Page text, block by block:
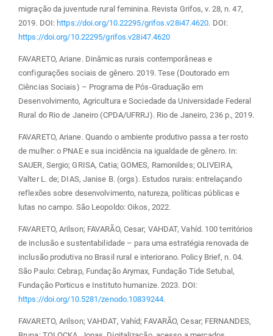
migração da juventude rural feminina. Revista Grifos, v. 28, n. 47,
2019. DOI: https://doi.org/10.22295/grifos.v28i47.4620. DOI:
https://doi.org/10.22295/grifos.v28i47.4620
FAVARETO, Ariane. Dinâmicas rurais contemporâneas e
configurações sociais de gênero. 2019. Tese (Doutorado em
Ciências Sociais) – Programa de Pós-Graduação em
Desenvolvimento, Agricultura e Sociedade da Universidade Federal
Rural do Rio de Janeiro (CPDA/UFRRJ). Rio de Janeiro, 236 p., 2019.
FAVARETO, Ariane. Quando o ambiente produtivo passa a ter rosto
de mulher: o PNAE e sua incidência na igualdade de gênero. In:
SAUER, Sergio; GRISA, Catia; GOMES, Ramonildes; OLIVEIRA,
Valter L. de; DIAS, Janise B. (orgs). Estudos rurais: entrelaçando
reflexões sobre desenvolvimento, natureza, políticas públicas e
lutas no campo. São Leopoldo: Oikos, 2022.
FAVARETO, Arilson; FAVARÃO, Cesar; VAHDAT, Vahíd. 100 territórios
de inclusão e sustentabilidade – para uma estratégia renovada de
inclusão produtiva no Brasil rural e interiorano. Policy Brief, n. 04.
São Paulo: Cebrap, Fundação Arymax, Fundação Tide Setubal,
Fundação Porticus e Instituto humanize. 2023. DOI:
https://doi.org/10.5281/zenodo.10839244.
FAVARETO, Arilson; VAHDAT, Vahíd; FAVARÃO, Cesar; FERNANDES,